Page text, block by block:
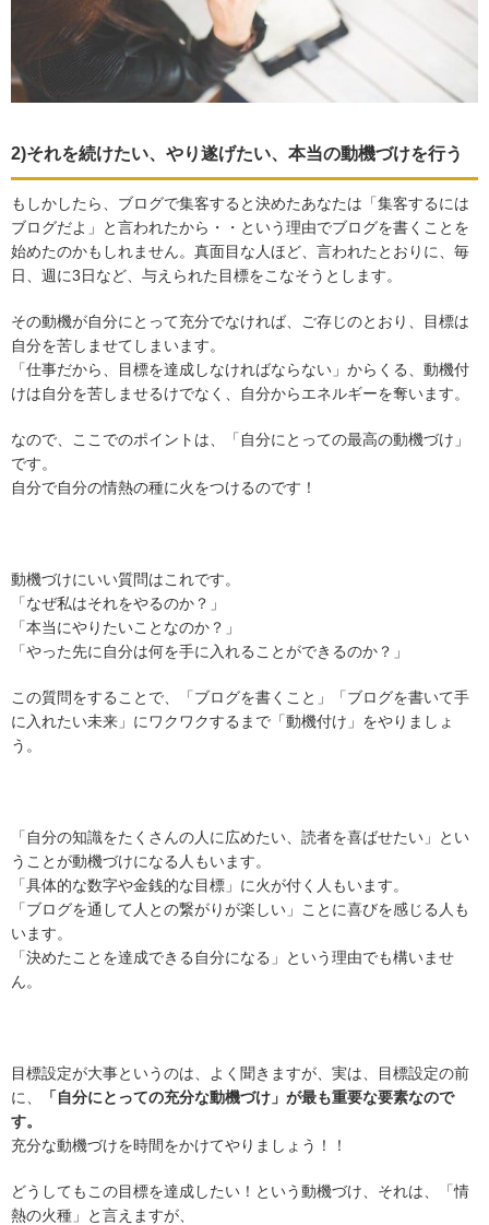
2)それを続けたい、やり遂げたい、本当の動機づけを行う
もしかしたら、ブログで集客すると決めたあなたは「集客するには
ブログだよ」と言われたから・・という理由でブログを書くことを
始めたのかもしれません。真面目な人ほど、言われたとおりに、毎
日、週に3日など、与えられた目標をこなそうとします。
その動機が自分にとって充分でなければ、ご存じのとおり、目標は
自分を苦しませてしまいます。
「仕事だから、目標を達成しなければならない」からくる、動機付
けは自分を苦しませるけでなく、自分からエネルギーを奪います。
なので、ここでのポイントは、「自分にとっての最高の動機づけ」
です。
自分で自分の情熱の種に火をつけるのです！
動機づけにいい質問はこれです。
「なぜ私はそれをやるのか？」
「本当にやりたいことなのか？」
「やった先に自分は何を手に入れることができるのか？」
この質問をすることで、「ブログを書くこと」「ブログを書いて手
に入れたい未来」にワクワクするまで「動機付け」をやりましょ
う。
「自分の知識をたくさんの人に広めたい、読者を喜ばせたい」とい
うことが動機づけになる人もいます。
「具体的な数字や金銭的な目標」に火が付く人もいます。
「ブログを通して人との繋がりが楽しい」ことに喜びを感じる人も
います。
「決めたことを達成できる自分になる」という理由でも構いませ
ん。
目標設定が大事というのは、よく聞きますが、実は、目標設定の前
に、
「自分にとっての充分な動機づけ」が最も重要な要素なので
す。
充分な動機づけを時間をかけてやりましょう！！
どうしてもこの目標を達成したい！という動機づけ、それは、「情
熱の火種」と言えますが、